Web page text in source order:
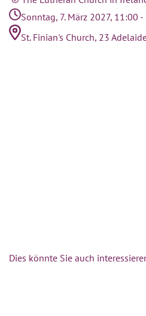
Sonntag, 7. März 2027, 11:00
St. Finian's Church, 23
Dies könnte Sie auch